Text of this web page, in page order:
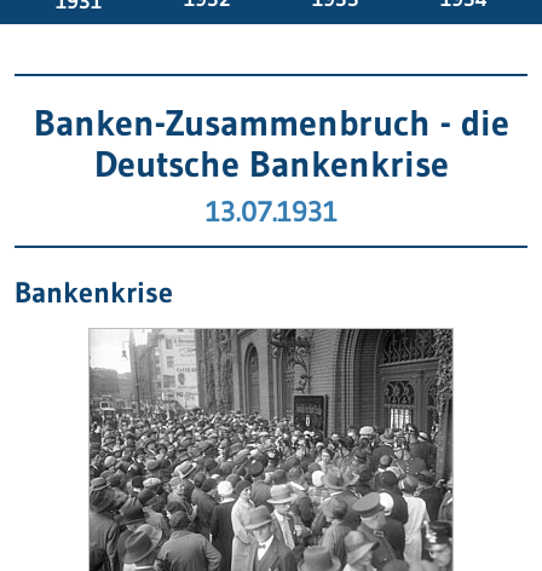
Banken-Zusammenbruch - die
Deutsche Bankenkrise
13.07.1931
Bankenkrise